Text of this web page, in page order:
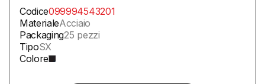
Codice099994543201
MaterialeAcciaio
Packaging25 pezzi
TipoSX
Colore